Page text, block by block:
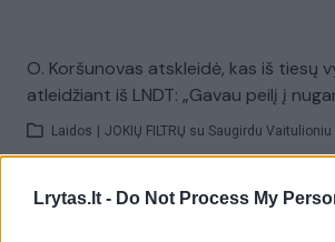
Lrytas.lt - Do Not Process My
O. Koršunovas atskleidė, kas iš tiesų
atleidžiant iš LNDT: „Gavau peilį į
Laidos | JOKIŲ FILTRŲ su Saugirdu Vaitulioniu
Santykių dramą išgyvenusi R.